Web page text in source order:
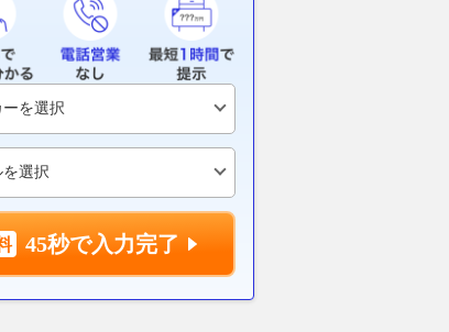
45秒で入力完了